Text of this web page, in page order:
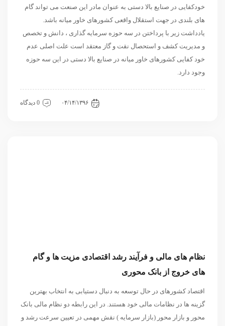
خودکفایی در صنایع بالا دستی به عنوان مادر این صنعت می تواند گام
های بلندی در جهت استقلال واقعی کشورهای خاور میانه باشد.
یادداشت زیر با پرداختن در سه حوزه سرمایه گذاری ، دانش و تخصص
و مدیریت کشف و استحصال نقت و گاز معتقد است علت اصلی عدم
خود کفایی کشورهای خاور میانه در صنایع بالا دستی در این سه حوزه
وجود دارد.
۰۴/۱۴/۱۳۹۶ 0 دیدگاه
نظام های مالی و فرآیند رشد اقتصادی مزیت ها و گام
های خروج از بانک محوری
اقتصاد کشورهای در حال توسعه به دنبال دستیابی به انتخاب بهترین
گزینه ها در نظامات مالی خود هستند. در این رابطه دو نظام مالی بانک
محور و بازار محور (بازار سرمایه ) نقش مهمی در تعیین سرعت رشد و